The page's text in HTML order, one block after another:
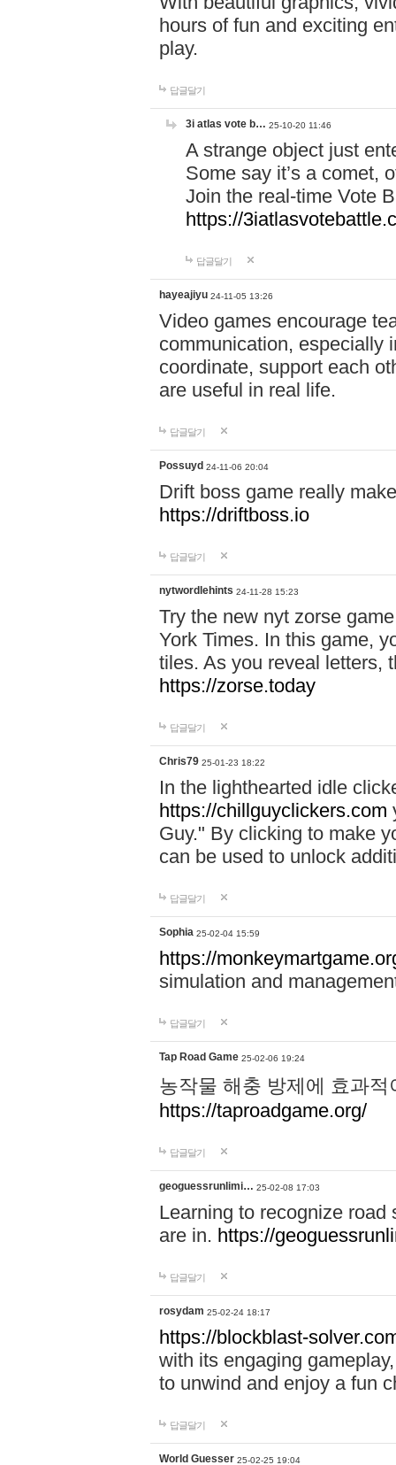
hours of fun and exciting
play.
답글달기
3i atlas vote b… 25-10-20 11:46
A strange object just
Some say it’s a comet,
Join the real-time Vote
https://
답글달기
hayeajiyu 24-11-05 13:26
Video games encourage
communication, especially
coordinate, support each
are useful in real life.
답글달기
Possuyd 24-11-06 20:04
Drift boss game really
https://driftboss.io
답글달기
nytwordlehints 24-11-28 15:23
Try the new nyt zorse
York Times. In this game,
tiles. As you reveal letters,
https://zorse.today
답글달기
Chris79 25-01-23 18:22
In the lighthearted idle
https://chillguyclickers.com
Guy." By clicking to make
can be used to unlock
답글달기
Sophia 25-02-04 15:59
https://
simulation and
답글달기
Tap Road Game 25-02-06 19:24
농작물 해충 방제에 효과
https://taproadgame.org/
답글달기
geoguessrunlimi… 25-02-08 17:03
Learning to recognize
are in. https://
답글달기
rosydam 25-02-24 18:17
https://blockblast-
with its engaging
to unwind and enjoy a fun
답글달기
World Guesser 25-02-25 19:04